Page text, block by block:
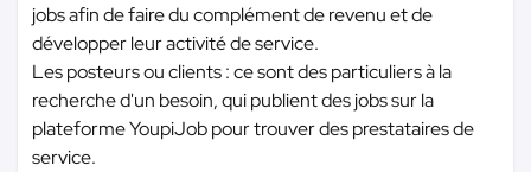
jobs afin de faire du complément de revenu et de
développer leur activité de service.
Les posteurs ou clients : ce sont des particuliers à la
recherche d'un besoin, qui publient des jobs sur la
plateforme YoupiJob pour trouver des prestataires de
service.